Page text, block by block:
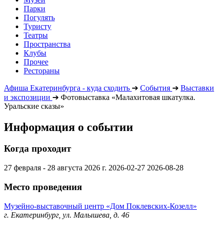
Парки
Погулять
Туристу
Театры
Пространства
Клубы
Прочее
Рестораны
Афиша Екатеринбурга - куда сходить ➔ События ➔ Выставки
и экспозиции ➔ Фотовыставка «Малахитовая шкатулка.
Уральские сказы»
Информация о событии
Когда проходит
27 февраля - 28 августа 2026 г. 2026-02-27 2026-08-28
Место проведения
Музейно-выставочный центр «Дом Поклевских-Козелл»
г. Екатеринбург, ул. Малышева, д. 46